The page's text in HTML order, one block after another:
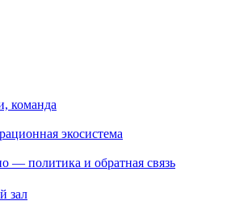
команда
экосистема
— политика и обратная связь
зал